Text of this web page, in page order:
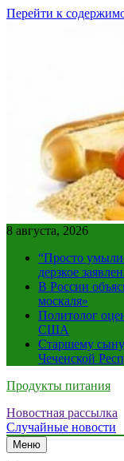
Перейти к
8 августа, 2026
“Просто
дерзкое
В России
москаля»
Политолог
США
Старшему
Чеченской
Продукты питания
Новостная рассылка
Случайные новости
Меню